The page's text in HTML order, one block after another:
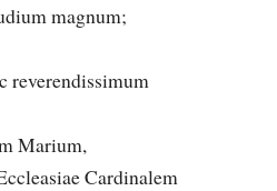
magnum;
reverendissimum
Marium,
Cardinalem